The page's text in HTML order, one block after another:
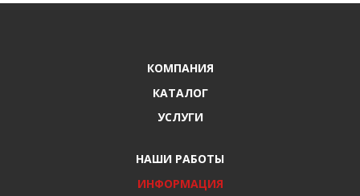
КОМПАНИЯ
КАТАЛОГ
УСЛУГИ
НАШИ РАБОТЫ
ИНФОРМАЦИЯ